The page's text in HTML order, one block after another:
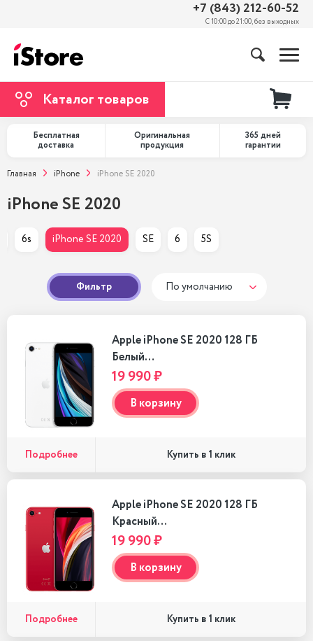
+7 (843) 212-60-52
С 10:00 до 21:00, без выходных
Каталог товаров
Бесплатная
доставка
Оригинальная
продукция
365 дней
гарантии
Главная iPhone iPhone SE 2020
iPhone SE 2020
6s iPhone SE 2020 SE 6 5S
Фильтр По умолчанию
Apple iPhone SE 2020 128 ГБ
Белый…
19 990 ₽
В корзину
Подробнее Купить в 1 клик
Apple iPhone SE 2020 128 ГБ
Красный…
19 990 ₽
В корзину
Подробнее Купить в 1 клик